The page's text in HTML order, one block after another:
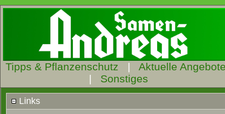
Tipps & Pflanzenschutz | Aktuelle
| Sonstiges
Links